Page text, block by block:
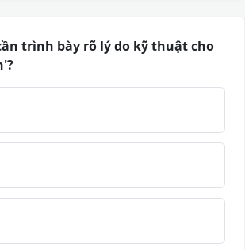
trình bày rõ lý do kỹ thuật cho